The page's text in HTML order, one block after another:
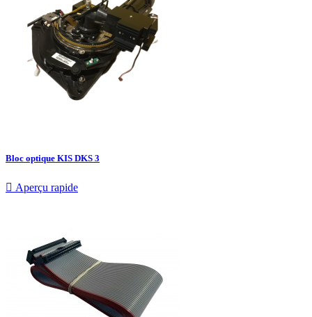
Bloc optique KIS DKS 3
 Aperçu rapide